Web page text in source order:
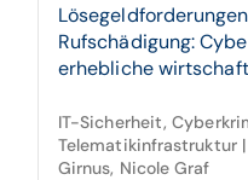
Rufschädigung:
erhebliche
IT-Sicherheit,
Telematikinfrastruktur
Girnus, Nicole Graf